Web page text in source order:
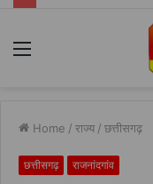
Menu
Home / राज्य / छत्तीसगढ़
छत्तीसगढ़ राजनांदगांव